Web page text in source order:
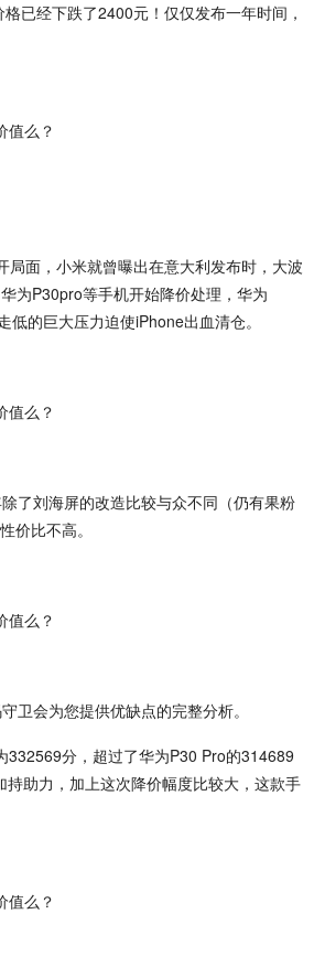
已经下跌了2400元！仅仅发布一年时间，
面，小米就曾曝出在意大利发布时，大波
为P30pro等手机开始降价处理，华为
的巨大压力迫使iPhone出血清仓。
了刘海屏的改造比较与众不同（仍有果粉
价比不高。
卫会为您提供优缺点的完整分析。
分，超过了华为P30 Pro的314689
助力，加上这次降价幅度比较大，这款手